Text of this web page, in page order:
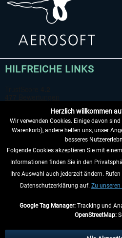
HILFREICHE LINKS
VERTRAG WIDERRUFEN
INFORMATIONEN
Herzlich willkommen
Wir verwenden Cookies. Einige davon
Warenkorb), andere helfen uns, unser
besseres
Folgende Cookies akzeptieren Sie mit
Informationen finden Sie in den
Ihre Auswahl auch jederzeit ändern.
Datenschutzerklärung auf. Zu
Google Tag Manager:Tracking und
OpenStreetMap: